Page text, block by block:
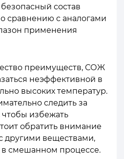
состав
сравнению с аналогами
применения
преимуществ, СОЖ
неэффективной в
высоких температур.
следить за
избежать
обратить внимание
другими веществами,
в смешанном процессе.